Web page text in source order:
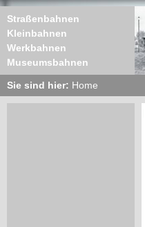
Straßenbahnen
Kleinbahnen
Werkbahnen
Museumsbahnen
Sie sind hier: Home